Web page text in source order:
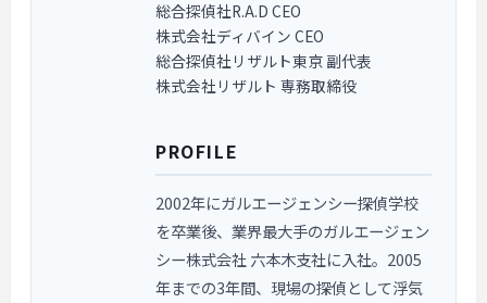
総合探偵社R.A.D CEO
株式会社ディバイン CEO
総合探偵社リザルト東京 副代表
株式会社リザルト 専務取締役
PROFILE
2002年にガルエージェンシー探偵学校
を卒業後、業界最大手のガルエージェン
シー株式会社 六本木支社に入社。2005
年までの3年間、現場の探偵として浮気